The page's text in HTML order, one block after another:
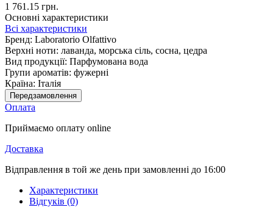
1 761.15 грн.
Основні характеристики
Всі характеристики
Бренд: Laboratorio Olfattivo
Верхні ноти: лаванда, морська сіль, сосна, цедра
Вид продукції: Парфумована вода
Групи ароматів: фужерні
Країна: Італія
Передзамовлення
Оплата
Приймаємо оплату online
Доставка
Відправлення в той же день при замовленні до 16:00
Характеристики
Відгуків (0)